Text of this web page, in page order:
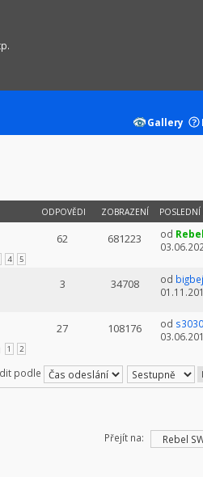
Gallery
ODPOVĚDI ZOBRAZENÍ POSLEDNÍ
4 5
62 681223 od Rebel
3 34708 od
1 2
27 108176 od
podle
Přejít na: